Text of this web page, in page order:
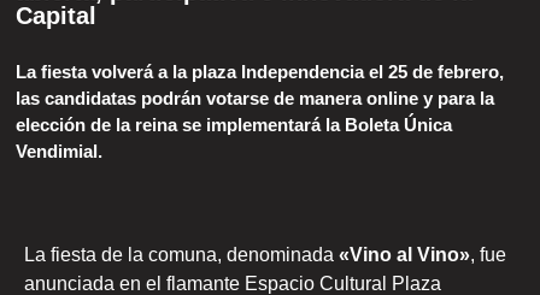
Capital
La fiesta volverá a la plaza Independencia el 25 de febrero,
las candidatas podrán votarse de manera online y para la
elección de la reina se implementará la Boleta Única
Vendimial.
La fiesta de la comuna, denominada «Vino al Vino», fue
anunciada en el flamante Espacio Cultural Plaza